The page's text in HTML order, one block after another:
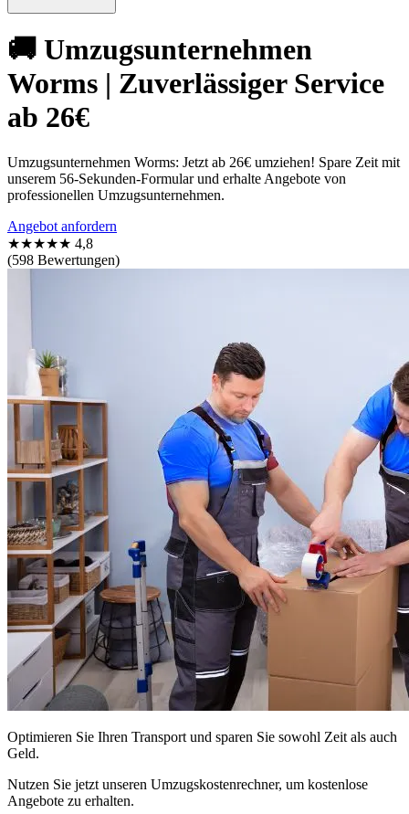
🚚 Umzugsunternehmen
Worms | Zuverlässiger Service
ab 26€
Umzugsunternehmen Worms: Jetzt ab 26€ umziehen! Spare Zeit mit
unserem 56-Sekunden-Formular und erhalte Angebote von
professionellen Umzugsunternehmen.
Angebot anfordern
★★★★★ 4,8
(598 Bewertungen)
Optimieren Sie Ihren Transport und sparen Sie sowohl Zeit als auch
Geld.
Nutzen Sie jetzt unseren Umzugskostenrechner, um kostenlose
Angebote zu erhalten.